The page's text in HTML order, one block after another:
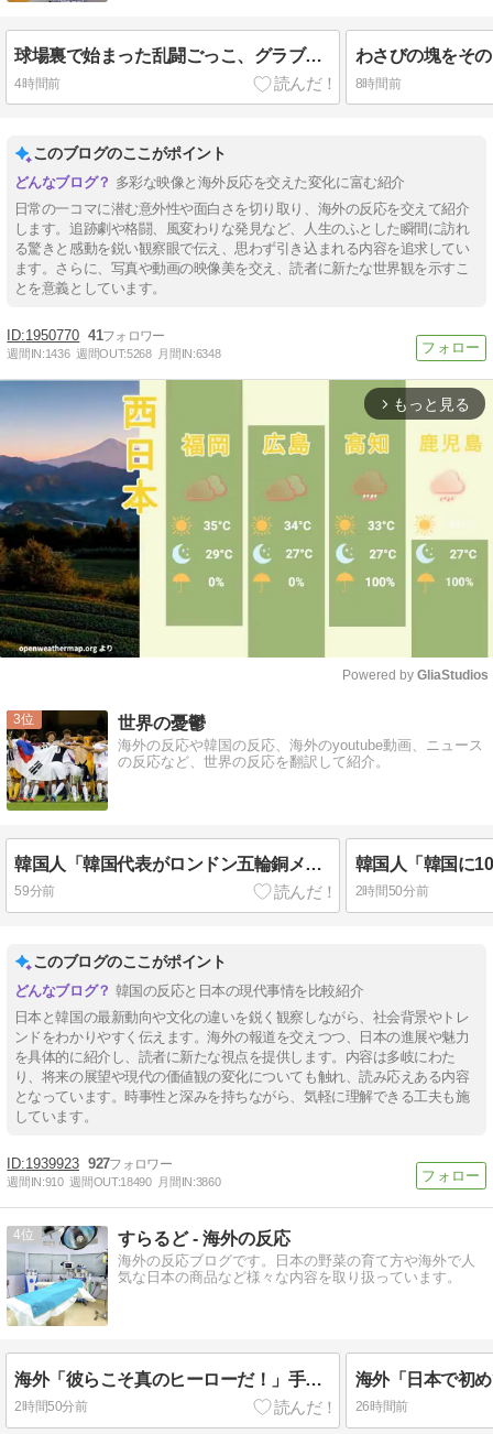
球場裏で始まった乱闘ごっこ、グラブと帽子を投げ捨てて突っ込む小さな投手が逆さ吊りに【海外の反応】
4時間前 8時間前
このブログのここがポイント
多彩な映像と海外反応を交えた変化に富む紹介
日常の一コマに潜む意外性や面白さを切り取り、海外の反応を交えて紹介
します。追跡劇や格闘、風変わりな発見など、人生のふとした瞬間に訪れ
る驚きと感動を鋭い観察眼で伝え、思わず引き込まれる内容を追求してい
ます。さらに、写真や動画の映像美を交え、読者に新たな世界観を示すこ
とを意義としています。
1950770 41
週間IN:1436 週間OUT:5268 月間IN:6348
arrow_forward_ios もっと見る
Powered by GliaStudios
3 世界の憂鬱
海外の反応や韓国の反応、海外のyoutube動画、ニュース
の反応など、世界の反応を翻訳して紹介。
韓国人「韓国代表がロンドン五輪銅メダル剥奪の危機！海外メディアが『時効の壁を越えてIOCの調査対象になり得る』と報道！」
59分前 2時間50分前
このブログのここがポイント
韓国の反応と日本の現代事情を比較紹介
日本と韓国の最新動向や文化の違いを鋭く観察しながら、社会背景やトレ
ンドをわかりやすく伝えます。海外の報道を交えつつ、日本の進展や魅力
を具体的に紹介し、読者に新たな視点を提供します。内容は多岐にわた
り、将来の展望や現代の価値観の変化についても触れ、読み応えある内容
となっています。時事性と深みを持ちながら、気軽に理解できる工夫も施
しています。
1939923 927
週間IN:910 週間OUT:18490 月間IN:3860
4 すらるど - 海外の反応
海外の反応ブログです。日本の野菜の育て方や海外で人
気な日本の商品など様々な内容を取り扱っています。
海外「彼らこそ真のヒーローだ！」手術中に大地震が起きた熊本総合病院の映像を見た海外の反応
2時間50分前 26時間前